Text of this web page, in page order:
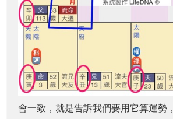
會一致，就是告訴我們要用它算運勢